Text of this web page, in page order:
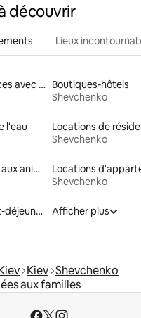
découvrir
Lieux
Locations de vacances avec piscine Boutiques-hôtels
Shevchenko
l'eau
Shevchenko
Locations adaptées aux animaux
Locations
Shevchenko
Locations avec petit-déjeuner
Afficher plus
Kiev Shevchenko
aux familles